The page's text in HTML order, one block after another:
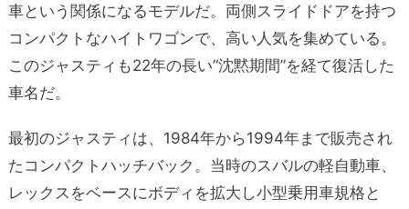
車という関係になるモデルだ。両側スライドドアを持つ
コンパクトなハイトワゴンで、高い人気を集めている。
このジャスティも22年の長い“沈黙期間”を経て復活した
車名だ。
最初のジャスティは、1984年から1994年まで販売され
たコンパクトハッチバック。当時のスバルの軽自動車、
レックスをベースにボディを拡大し小型乗用車規格と